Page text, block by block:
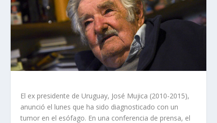
El ex presidente de Uruguay, José Mujica (2010-2015),
anunció el lunes que ha sido diagnosticado con un
tumor en el esófago. En una conferencia de prensa, el